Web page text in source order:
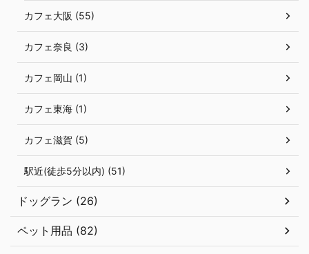
カフェ大阪 (55)
カフェ奈良 (3)
カフェ岡山 (1)
カフェ東海 (1)
カフェ滋賀 (5)
駅近(徒歩5分以内) (51)
ドッグラン (26)
ペット用品 (82)